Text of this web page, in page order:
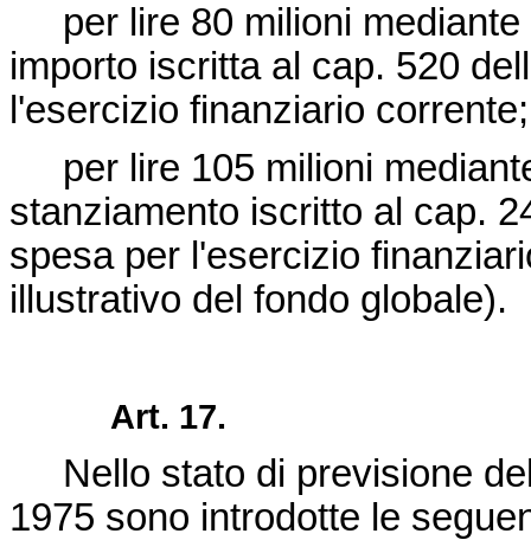
per lire 80 milioni mediante
importo iscritta al cap. 520
l'esercizio finanziario corrente;
per lire 105 milioni
stanziamento iscritto al cap.
spesa per l'esercizio
illustrativo del fondo globale).
Art. 17.
Nello stato di previsione
1975 sono introdotte le